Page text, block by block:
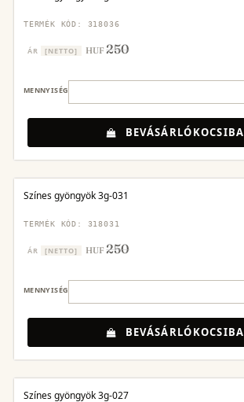
TERMÉK KÓD: 318036
ÁR [NETTO] HUF250
MENNYISÉG
BEVÁSÁRLÓKOCSIBA
Színes gyöngyök 3g-031
TERMÉK KÓD: 318031
ÁR [NETTO] HUF250
MENNYISÉG
BEVÁSÁRLÓKOCSIBA
Színes gyöngyök 3g-027